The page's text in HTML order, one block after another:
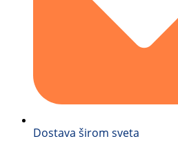
Dostava širom sveta